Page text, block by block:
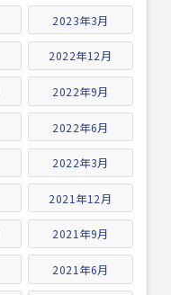
2023年3月
2022年12月
2022年9月
2022年6月
2022年3月
2021年12月
2021年9月
2021年6月